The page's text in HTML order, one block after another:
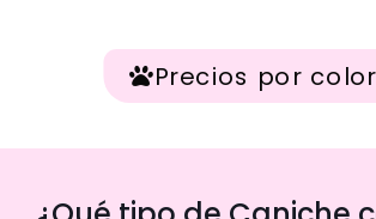
Precios por